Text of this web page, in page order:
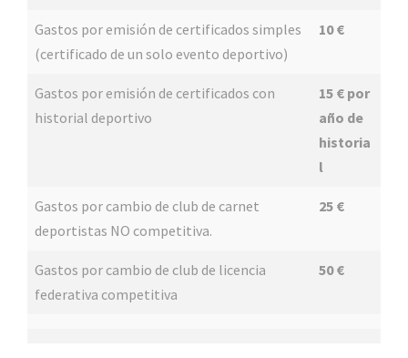
Gastos por emisión de certificados simples
(certificado de un solo evento deportivo)
10 €
Gastos por emisión de certificados con
historial deportivo
15 € por
año de
historia
l
Gastos por cambio de club de carnet
deportistas NO competitiva.
25 €
Gastos por cambio de club de licencia
federativa competitiva
50 €